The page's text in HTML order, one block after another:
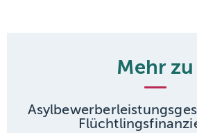
Mehr zu